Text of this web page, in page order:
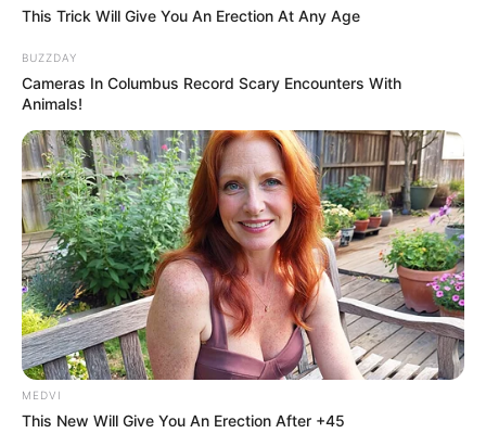
The Way You Sit Could Expose Your True Personality
BRAINBERRIES
This Trick Will Give You An Erection At Any Age
BUZZDAY
Cameras In Columbus Record Scary Encounters With
Animals!
MEDVI
This New Will Give You An Erection After +45